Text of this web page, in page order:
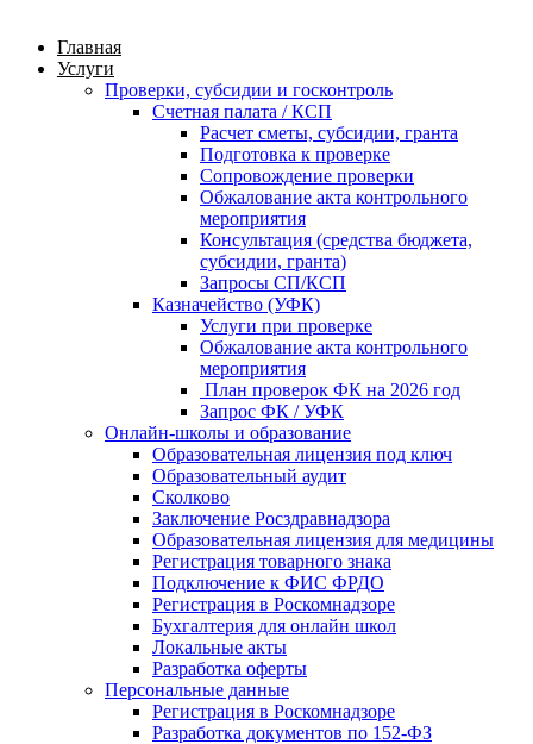
Главная
Услуги
Проверки, субсидии и госконтроль
Счетная палата / КСП
Расчет сметы, субсидии, гранта
Подготовка к проверке
Сопровождение проверки
Обжалование акта контрольного
мероприятия
Консультация (средства бюджета,
субсидии, гранта)
Запросы СП/КСП
Казначейство (УФК)
Услуги при проверке
Обжалование акта контрольного
мероприятия
План проверок ФК на 2026 год
Запрос ФК / УФК
Онлайн-школы и образование
Образовательная лицензия под ключ
Образовательный аудит
Сколково
Заключение Росздравнадзора
Образовательная лицензия для медицины
Регистрация товарного знака
Подключение к ФИС ФРДО
Регистрация в Роскомнадзоре
Бухгалтерия для онлайн школ
Локальные акты
Разработка оферты
Персональные данные
Регистрация в Роскомнадзоре
Разработка документов по 152-ФЗ